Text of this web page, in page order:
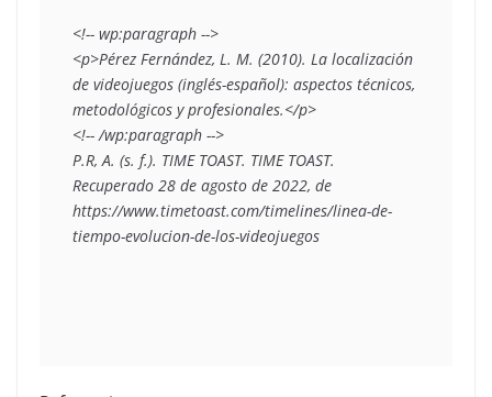
<!-- wp:paragraph -->
<p>Pérez Fernández, L. M. (2010). La localización
de videojuegos (inglés-español): aspectos técnicos,
metodológicos y profesionales.</p>
<!-- /wp:paragraph -->
P.R, A. (s. f.). TIME TOAST. TIME TOAST.
Recuperado 28 de agosto de 2022, de
https://www.timetoast.com/timelines/linea-de-
tiempo-evolucion-de-los-videojuegos